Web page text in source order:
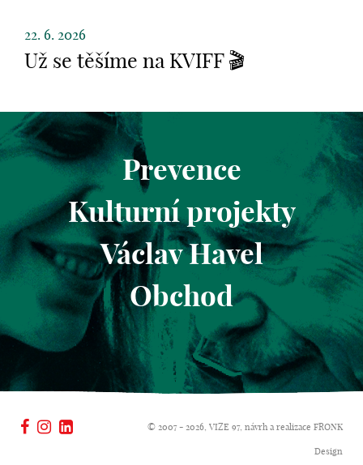
22. 6. 2026
Už se těšíme na KVIFF 🎬
Prevence
Kulturní projekty
Václav Havel
Obchod
© 2007 - 2026, VIZE 97, návrh a realizace FRONK
Design